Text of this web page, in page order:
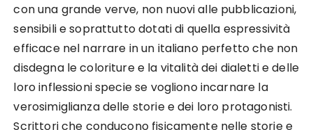
con una grande verve, non nuovi alle pubblicazioni,
sensibili e soprattutto dotati di quella espressività
efficace nel narrare in un italiano perfetto che non
disdegna le coloriture e la vitalità dei dialetti e delle
loro inflessioni specie se vogliono incarnare la
verosimiglianza delle storie e dei loro protagonisti.
Scrittori che conducono fisicamente nelle storie e